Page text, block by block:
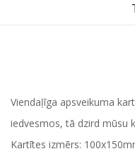
Viendaļīga apsveikuma
iedvesmos, tā dzird mūsu
Kartītes izmērs: